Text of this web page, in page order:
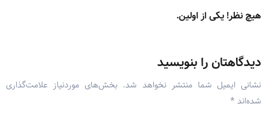
هیچ نظر! یکی از اولین.
دیدگاهتان را بنویسید
نشانی ایمیل شما منتشر نخواهد شد. بخش‌های موردنیاز علامت‌گذاری
شده‌اند *